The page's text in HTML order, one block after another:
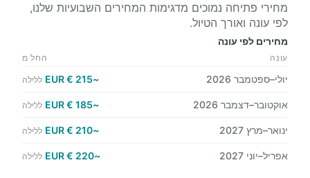
מחירי פתיחה נמוכים מדגימות המחירים השבועיות שלנו,
לפי עונה ואורך הטיול.
מחירים לפי עונה
עונה החל מ
יולי–ספטמבר 2026 ~215 € EUR ללילה
אוקטובר–דצמבר 2026 ~185 € EUR ללילה
ינואר–מרץ 2027 ~210 € EUR ללילה
אפריל–יוני 2027 ~220 € EUR ללילה